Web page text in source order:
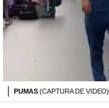
PUMAS(CAPTURA DE VIDEO)